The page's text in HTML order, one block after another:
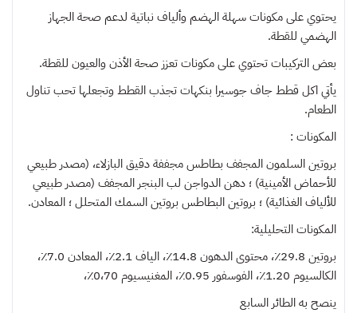
يحتوي على مكونات سهلة الهضم وألياف نباتية لدعم صحة الجهاز
الهضمي للقطة.
بعض التركيبات تحتوي على مكونات تعزز صحة الأذن والعيون للقطة.
يأتي اكل قطط جاف جوسيرا بنكهات تجذب القطط وتجعلها تحب تناول
الطعام.
المكونات :
بروتين السلمون المجفف بطاطس مجففة دقيق البازلاء، (مصدر طبيعي
للأحماض الأمينية) ؛ دهن الدواجن لب البنجر المجفف (مصدر طبيعي
للألياف الغذائية) ؛ بروتين البطاطس بروتين السمك المتحلل ؛ المعادن.
المكونات التحليلية:
بروتين 29.8٪، محتوى الدهون 14.8٪، الياف 2.1٪، المعادن 7.0٪،
الكالسيوم 1.20٪، الفوسفور 0.95٪، المغنيسيوم 0،70٪،
ينصح بهالطائر السابع